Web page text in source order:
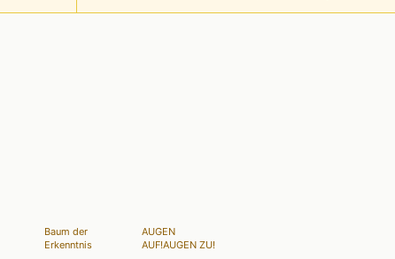
Baum der
Erkenntnis
AUGEN
AUF!AUGEN ZU!